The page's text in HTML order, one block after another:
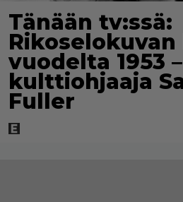
Tänään tv:ssä:
vuodelta 1953
kulttiohjaaja
Fuller